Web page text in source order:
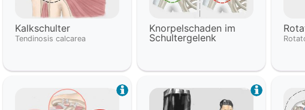
Kalkschulter
Tendinosis calcarea
Knorpelschaden im
Schultergelenk